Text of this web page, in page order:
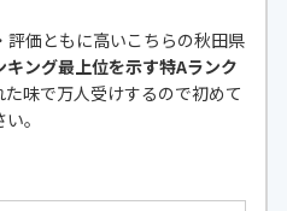
価ともに高いこちらの秋田県
キング最上位を示す特Aランク
味で万人受けするので初めて
。